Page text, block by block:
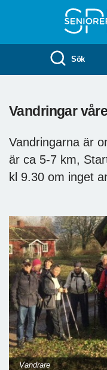
Sök
Vandringar
Vandringarna är
är ca 5-7 km,
kl 9.30 om inget
Vandrare